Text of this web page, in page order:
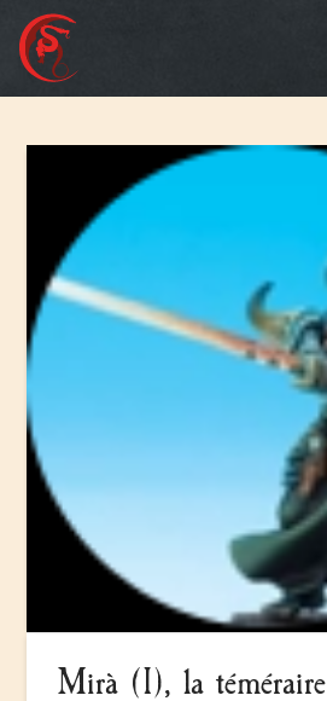
Mirà (I), la téméraire